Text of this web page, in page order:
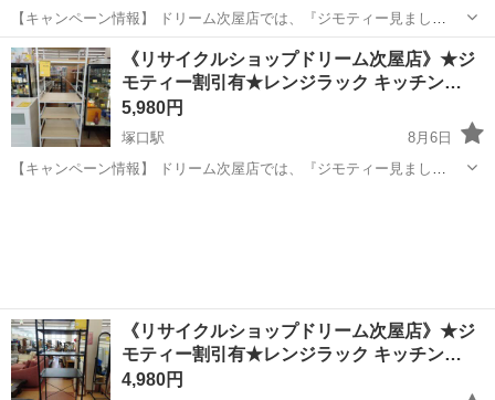
【キャンペーン情報】 ドリーム次屋店では、『ジモティー見まし
た！』とレジでこの画面を提示していただくと、ジモティー限定価格
（掲載価格から7%OFF）にてご購入いただけます！ ※ご自身でお持
ち帰りの場合は更に5%OFFの合...
兵庫 尼崎市 塚口駅 収納家具 ドリーム
《リサイクルショップドリーム次屋店》★ジ
モティー割引有★レンジラック キッチン…
5,980円
塚口駅
8月6日
【キャンペーン情報】 ドリーム次屋店では、『ジモティー見まし
《リサイクルショップドリーム次屋店》★ジ
モティー割引有★レンジラック キッチン…
4,980円